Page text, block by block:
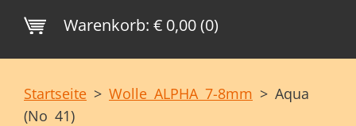
Warenkorb: € 0,00 (0)
Startseite > Wolle ALPHA 7-8mm > Aqua
(No 41)